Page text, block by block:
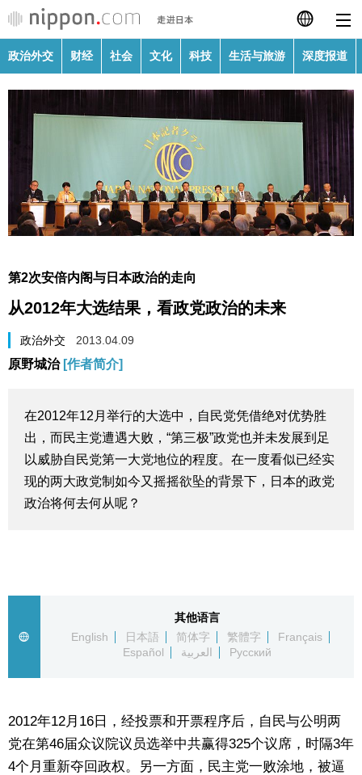
日本語
English
Français
Español
Русский
政治外交
财经
科技
深度报道
视觉日本
东京
政治外交 财经 社会 文化 科技 生活与旅游 深度报道
第2次安倍内阁与日本政治的走向
从2012年大选结果，看政党政治的未来
政治外交 2013.04.09
原野城治 [作者简介]
在2012年12月举行的大选中，自民党凭借绝对优势胜
出，而民主党遭遇大败，“第三极”政党也并未发展到足
以威胁自民党第一大党地位的程度。在一度看似已经实
现的两大政党制如今又摇摇欲坠的背景下，日本的政党
政治将何去何从呢？
其他语言
English
日本語 简体字 繁體字
Français
Español
العربية Русский
2012年12月16日，经投票和开票程序后，自民与公明两
党在第46届众议院议员选举中共赢得325个议席，时隔3年
4个月重新夺回政权。另一方面，民主党一败涂地，被逼